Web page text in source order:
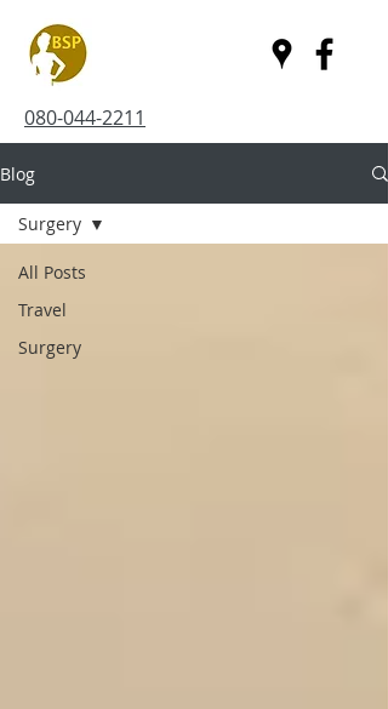
080-044-2211
Blog
All Posts
Travel
Surgery
Surgery